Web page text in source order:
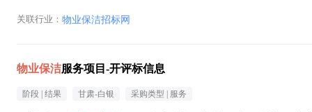
关联行业： 物业保洁招标网
物业保洁服务项目-开评标信息
阶段 | 结果 甘肃-白银 采购类型 | 服务